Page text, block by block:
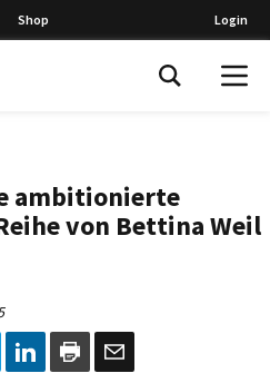
Shop Login
ambitionierte
von Bettina Weil